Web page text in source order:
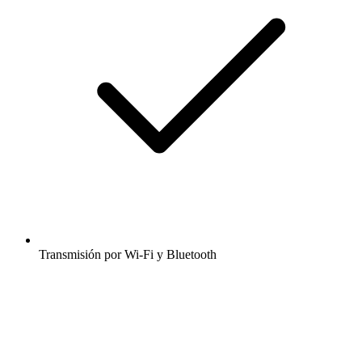
Transmisión por Wi-Fi y Bluetooth